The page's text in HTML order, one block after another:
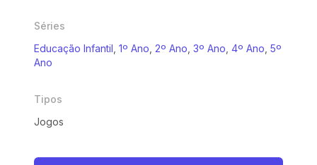
Séries
Educação Infantil 1º Ano 2º Ano 3º Ano 4º Ano 5º
Ano
Tipos
Jogos